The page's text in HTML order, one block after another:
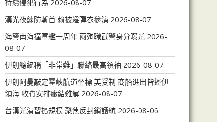
持續侵犯行為 2026-08-07
漢光夜練防斬首 賴披避彈衣參演 2026-08-07
海警南海撞軍艦一周年 兩殉職武警身分曝光 2026-
08-07
伊朗總統稱「非常難」聯絡最高領袖 2026-08-07
伊朗阿曼敲定霍峽航道坐標 美受制 商船進出皆經伊
領海 收費安排癥結難解 2026-08-07
台漢光演習擴規模 聚焦反封鎖護航 2026-08-06